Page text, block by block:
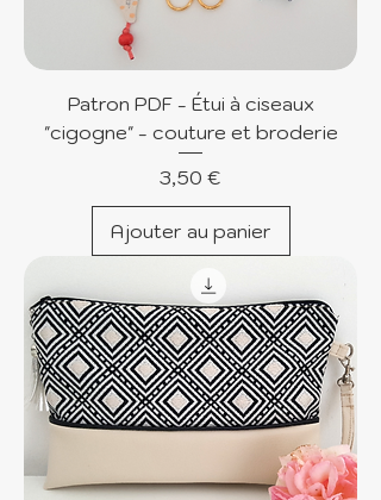
Patron PDF - Étui à ciseaux
"cigogne" - couture et broderie
Prix
3,50 €
Ajouter au panier